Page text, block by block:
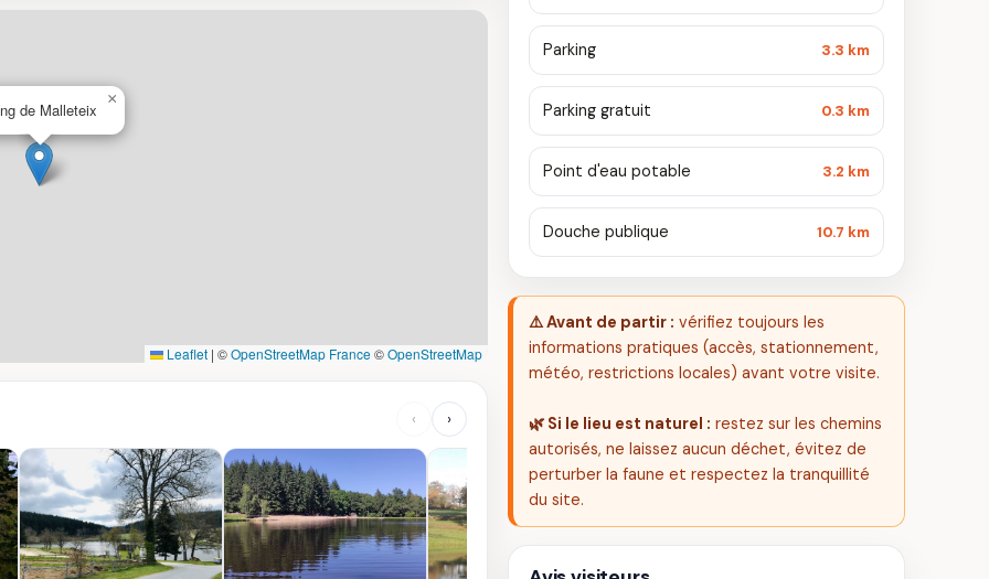
de Malleteix
×
Leaflet | ©OpenStreetMap France©OpenStreetMap
‹ ›
Parking 3.3 km
Parking gratuit 0.3 km
Point d'eau potable 3.2 km
Douche publique 10.7 km
⚠️ Avant de partir : vérifiez toujours les
informations pratiques (accès, stationnement,
météo, restrictions locales) avant votre visite.
🌿 Si le lieu est naturel : restez sur les chemins
autorisés, ne laissez aucun déchet, évitez de
perturber la faune et respectez la tranquillité
du site.